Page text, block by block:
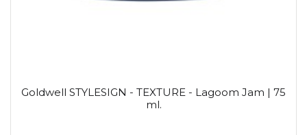
Goldwell STYLESIGN - TEXTURE - Lagoom Jam | 75
ml.